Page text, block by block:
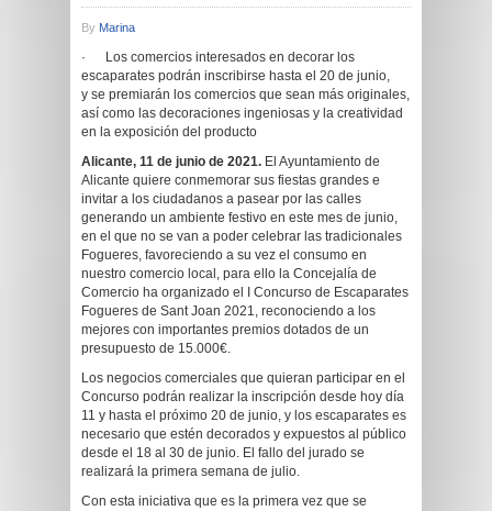
By Marina
· Los comercios interesados en decorar los
escaparates podrán inscribirse hasta el 20 de junio,
y se premiarán los comercios que sean más originales,
así como las decoraciones ingeniosas y la creatividad
en la exposición del producto
Alicante, 11 de junio de 2021. El Ayuntamiento de
Alicante quiere conmemorar sus fiestas grandes e
invitar a los ciudadanos a pasear por las calles
generando un ambiente festivo en este mes de junio,
en el que no se van a poder celebrar las tradicionales
Fogueres, favoreciendo a su vez el consumo en
nuestro comercio local, para ello la Concejalía de
Comercio ha organizado el I Concurso de Escaparates
Fogueres de Sant Joan 2021, reconociendo a los
mejores con importantes premios dotados de un
presupuesto de 15.000€.
Los negocios comerciales que quieran participar en el
Concurso podrán realizar la inscripción desde hoy día
11 y hasta el próximo 20 de junio, y los escaparates es
necesario que estén decorados y expuestos al público
desde el 18 al 30 de junio. El fallo del jurado se
realizará la primera semana de julio.
Con esta iniciativa que es la primera vez que se